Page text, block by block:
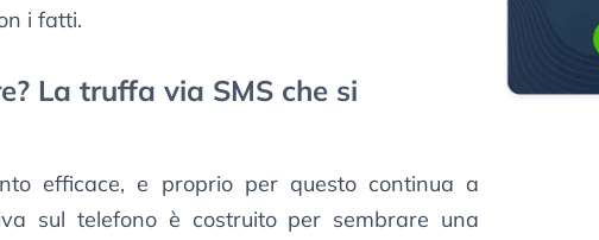
i fatti.
La truffa via SMS che si
efficace, e proprio per questo continua a
sul telefono è costruito per sembrare una